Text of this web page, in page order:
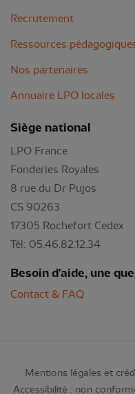
Recrutement
Ressources
Nos partenaires
Annuaire LPO locales
Siège national
LPO France
Fonderies Royales
8 rue du Dr Pujos
CS 90263
17305 Rochefort Cedex
Tél: 05.46.82.12.34
Besoin d'aide, une
Contact & FAQ
Mentions légales et
Accessibilité : non